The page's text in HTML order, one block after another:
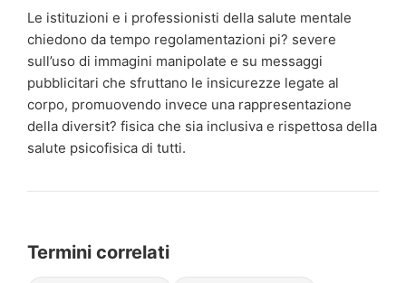
Le istituzioni e i professionisti della salute mentale
chiedono da tempo regolamentazioni pi? severe
sull’uso di immagini manipolate e su messaggi
pubblicitari che sfruttano le insicurezze legate al
corpo, promuovendo invece una rappresentazione
della diversit? fisica che sia inclusiva e rispettosa della
salute psicofisica di tutti.
Termini correlati